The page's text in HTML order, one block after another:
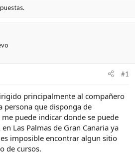
#1
principalmente al compañero
persona que disponga de
puede indicar donde se puede
Las Palmas de Gran Canaria ya
imposible encontrar algun sitio
de cursos.